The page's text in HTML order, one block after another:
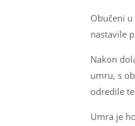
Obučeni
nastavile
Nakon
umru, s
odredile
Umra je